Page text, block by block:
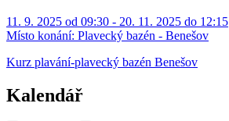
11. 9. 2025 od 09:30 - 20. 11. 2025 do 12:15
Místo konání: Plavecký bazén - Benešov
Kurz plavání-plavecký bazén Benešov
Kalendář